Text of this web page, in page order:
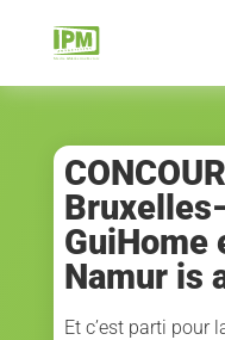
GuiHome
Namur is
Et c’est parti pour